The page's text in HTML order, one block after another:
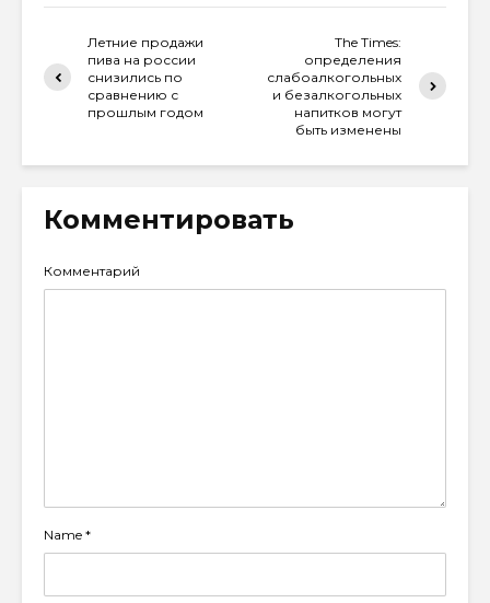
Летние продажи
пива на россии
снизились по
сравнению с
прошлым годом
The Times:
определения
слабоалкогольных
и безалкогольных
напитков могут
быть изменены
Комментировать
Комментарий
Name *